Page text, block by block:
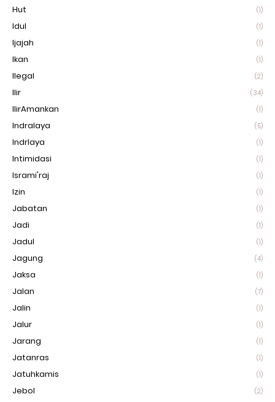
Hut (1)
Idul (1)
Ijajah (1)
Ikan (1)
Ilegal (2)
Ilir (34)
IlirAmankan (1)
Indralaya (5)
Indrlaya (1)
Intimidasi (1)
Isrami'raj (1)
Izin (1)
Jabatan (1)
Jadi (1)
Jadul (1)
Jagung (4)
Jaksa (1)
Jalan (7)
Jalin (1)
Jalur (1)
Jarang (1)
Jatanras (1)
Jatuhkamis (1)
Jebol (2)